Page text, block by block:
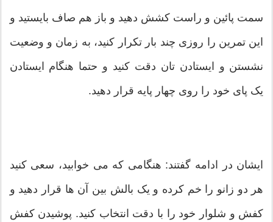
سمت پائین و راست کشش دهید و باز هم صاف بایستید و
این تمرین را روزی چند بار تکرار کنید، به زمان و وضعیت
نشستن و ایستادن تان دقت کنید و حتما هنگام ایستادن
یک پای خود را روی چهار پایه قرار دهید.
ایشان در ادامه گفتند: هنگامی که می‌ خوابید، سعی کنید
هر دو زانو را خم کرده و یک بالش بین آن ها قرار دهید و
کفش و شلوار خود را با دقت انتخاب کنید. پوشیدن کفش